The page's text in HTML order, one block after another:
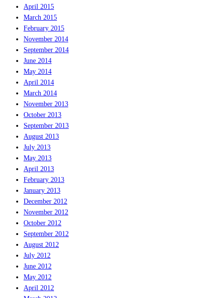
April 2015
March 2015
February 2015
November 2014
September 2014
June 2014
May 2014
April 2014
March 2014
November 2013
October 2013
September 2013
August 2013
July 2013
May 2013
April 2013
February 2013
January 2013
December 2012
November 2012
October 2012
September 2012
August 2012
July 2012
June 2012
May 2012
April 2012